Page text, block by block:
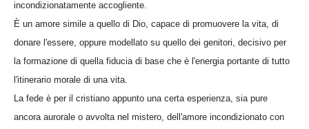
incondizionatamente accogliente.
È un amore simile a quello di Dio, capace di promuovere la vita, di
donare l'essere, oppure modellato su quello dei genitori, decisivo per
la formazione di quella fiducia di base che è l'energia portante di tutto
l'itinerario morale di una vita.
La fede è per il cristiano appunto una certa esperienza, sia pure
ancora aurorale o avvolta nel mistero, dell'amore incondizionato con